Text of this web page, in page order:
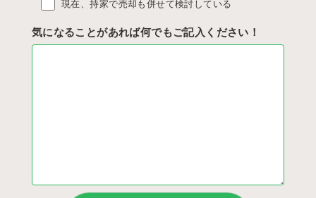
現在、持家で売却も併せて検討している
気になることがあれば何でもご記入ください！